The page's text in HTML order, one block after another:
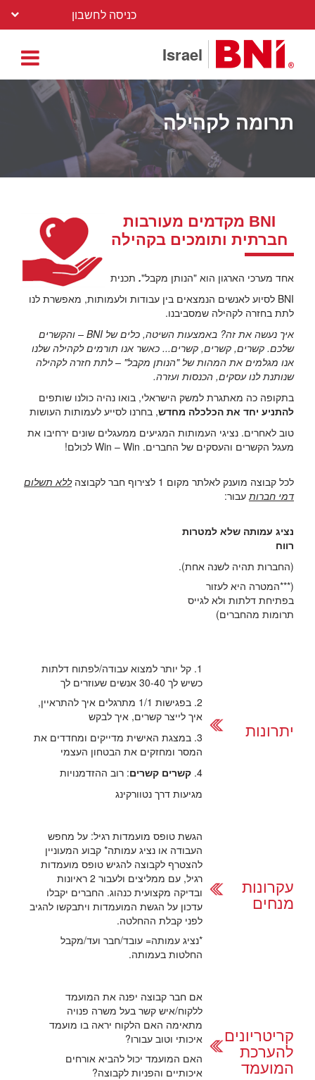
כניסה לחשבון
Israel
תרומה לקהילה
BNI מקדמים מעורבות
חברתית ותומכים בקהילה
אחד מערכי הארגון הוא "הנותן מקבל". תכנית
BNI לסיוע לאנשים הנמצאים בין עבודות ולעמותות, מאפשרת לנו
לתת בחזרה לקהילה שמסביבנו.
איך נעשה את זה? באמצעות השיטה, כלים של BNI – והקשרים
שלכם. קשרים, קשרים, קשרים... כאשר אנו תורמים לקהילה שלנו
אנו מגלמים את המהות של "הנותן מקבל" – לתת חזרה לקהילה
שנותנת לנו עסקים, הכנסות ועזרה.
בתקופה כה מאתגרת למשק הישראלי, בואו נהיה כולנו שותפים
להתניע יחד את הכלכלה מחדש, בחרנו לסייע לעמותות העושות
טוב לאחרים. נציגי העמותות המגיעים ממעגלים שונים ירחיבו את
מעגל הקשרים והעסקים של החברים. Win – Win לכולם!
לכל קבוצה מוענק לאלתר מקום 1 לצירוף חבר לקבוצה
ללא תשלום
דמי חברותעבור:
נציג עמותה שלא למטרות
רווח
(החברות תהיה לשנה אחת).
(***המטרה היא לעזור
בפתיחת דלתות ולא לגייס
תרומות מהחברים)
יתרונות
1. קל יותר למצוא עבודה/לפתוח דלתות
כשיש לך 30-40 אנשים שעוזרים לך
2. בפגישות 1/1 מתרגלים איך להתראיין,
איך לייצר קשרים, איך לבקש
3. במצגת האישית מדייקים ומחדדים את
המסר ומחזקים את הבטחון העצמי
4. קשרים קשרים: רוב ההזדמנויות
מגיעות דרך נטוורקינג
עקרונות
מנחים
הגשת טופס מועמדות רגיל: על מחפש
העבודה או נציג עמותה* קבוע המעוניין
להצטרף לקבוצה להגיש טופס מועמדות
רגיל, עם ממליצים ולעבור 2 ראיונות
ובדיקה מקצועית כנהוג. החברים יקבלו
עדכון על הגשת המועמדות ויתבקשו להגיב
לפני קבלת ההחלטה.
*נציג עמותה= עובד/חבר ועד/מקבל
החלטות בעמותה.
קריטריונים
להערכת
המועמד
אם חבר קבוצה יפנה את המועמד
ללקוח/איש קשר בעל משרה פנויה
מתאימה האם הלקוח יראה בו מועמד
איכותי וטוב עבורו?
האם המועמד יכול להביא אורחים
איכותיים והפניות לקבוצה?